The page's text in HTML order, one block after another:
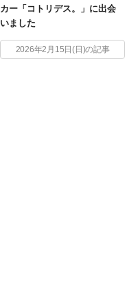
カー「コトリデス。」に出会
いました
2026年2月15日(日)の記事